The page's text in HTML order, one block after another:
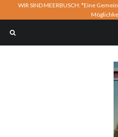
WIR SIND MEERBUSCH: *Eine